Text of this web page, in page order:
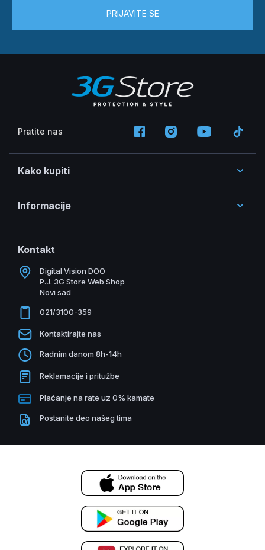
PRIJAVITE SE
Pratite nas
Kako kupiti
Informacije
Kontakt
Digital Vision DOO
P.J. 3G Store Web Shop
Novi sad
021/3100-359
Kontaktirajte nas
Radnim danom 8h-14h
Reklamacije i pritužbe
Plaćanje na rate uz 0% kamate
Postanite deo našeg tima